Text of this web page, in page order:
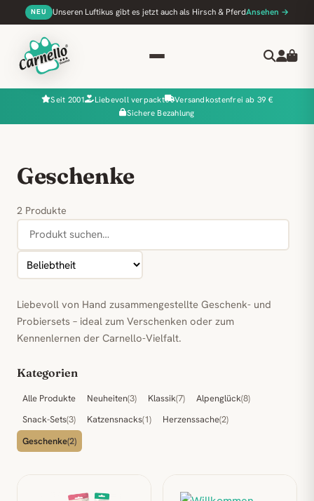
NEU Unseren Luftikus gibt es jetzt auch als Hirsch & PferdAnsehen →
Seit 2001 Liebevoll verpackt
Versandkostenfrei ab 39 €
Sichere Bezahlung
Geschenke
2 Produkte
Liebevoll von Hand zusammengestellte Geschenk- und
Probiersets – ideal zum Verschenken oder zum
Kennenlernen der Carnello-Vielfalt.
Kategorien
Alle Produkte Neuheiten(3) Klassik(7) Alpenglück(8)
Snack-Sets(3) Katzensnacks(1) Herzenssache(2)
Geschenke(2)